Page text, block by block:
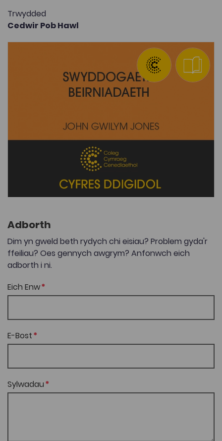
Trwydded
Cedwir Pob Hawl
Adborth
Dim yn gweld beth rydych chi eisiau? Problem gyda'r
ffeiliau? Oes gennych awgrym? Anfonwch eich
adborth i ni.
Eich Enw
E-Bost
Sylwadau